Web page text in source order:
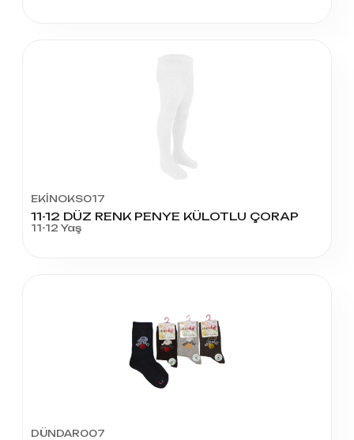
EKİNOKS017
11-12 DÜZ RENK PENYE KÜLOTLU ÇORAP
11-12 Yaş
DÜNDAR007